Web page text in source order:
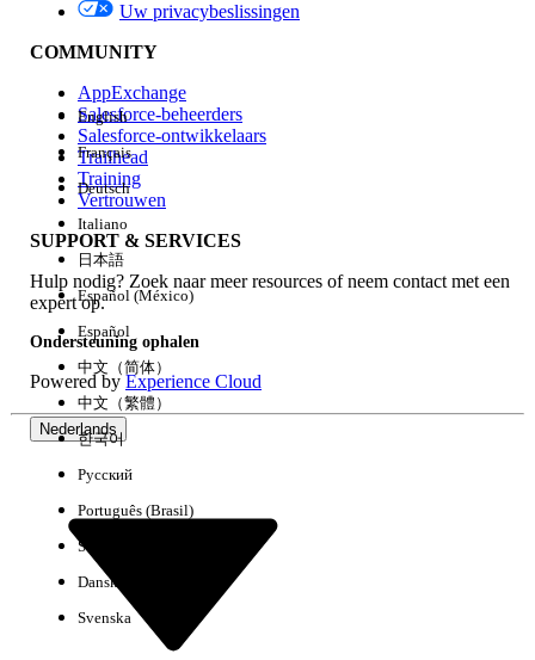
Edition
Ervaring
Alles wissen Gereed
Geen resultaten
Uw privacybeslissingen
COMMUNITY
AppExchange
Salesforce-beheerders
Salesforce-ontwikkelaars
Trailhead
Training
Vertrouwen
SUPPORT & SERVICES
Hulp nodig? Zoek naar meer resources of neem contact met een
expert op.
Ondersteuning ophalen
Powered byExperience Cloud
Nederlands
English
Français
Deutsch
Italiano
日本語
Español (México)
Español
中文（简体）
中文（繁體）
한국어
Русский
Português (Brasil)
Suomi
Dansk
Svenska